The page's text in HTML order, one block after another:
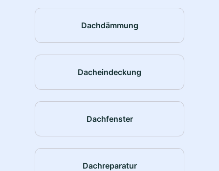
Dachdämmung
Dacheindeckung
Dachfenster
Dachreparatur